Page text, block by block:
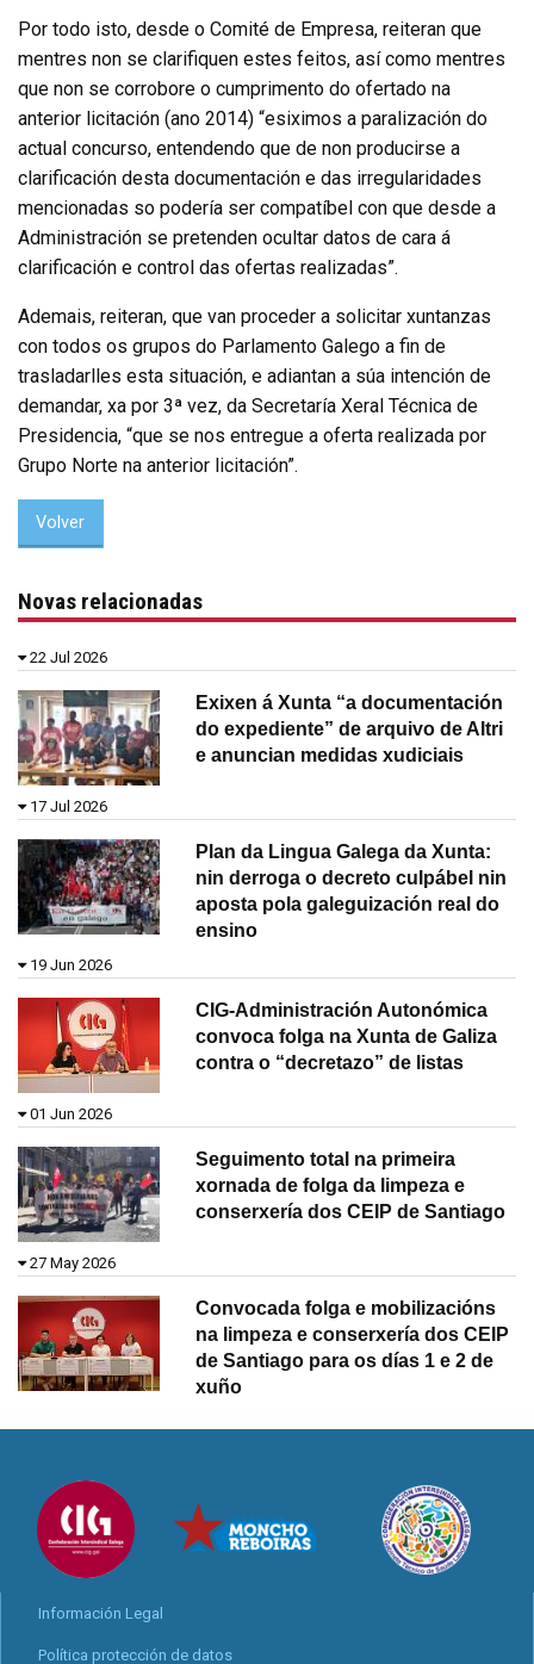
Por todo isto, desde o Comité de Empresa, reiteran que
mentres non se clarifiquen estes feitos, así como mentres
que non se corrobore o cumprimento do ofertado na
anterior licitación (ano 2014) “esiximos a paralización do
actual concurso, entendendo que de non producirse a
clarificación desta documentación e das irregularidades
mencionadas so podería ser compatíbel con que desde a
Administración se pretenden ocultar datos de cara á
clarificación e control das ofertas realizadas”.
Ademais, reiteran, que van proceder a solicitar xuntanzas
con todos os grupos do Parlamento Galego a fin de
trasladarlles esta situación, e adiantan a súa intención de
demandar, xa por 3ª vez, da Secretaría Xeral Técnica de
Presidencia, “que se nos entregue a oferta realizada por
Grupo Norte na anterior licitación”.
Volver
Novas relacionadas
22 Jul 2026
Exixen á Xunta “a documentación
do expediente” de arquivo de Altri
e anuncian medidas xudiciais
17 Jul 2026
Plan da Lingua Galega da Xunta:
nin derroga o decreto culpábel nin
aposta pola galeguización real do
ensino
19 Jun 2026
CIG-Administración Autonómica
convoca folga na Xunta de Galiza
contra o “decretazo” de listas
01 Jun 2026
Seguimento total na primeira
xornada de folga da limpeza e
conserxería dos CEIP de Santiago
27 May 2026
Convocada folga e mobilizacións
na limpeza e conserxería dos CEIP
de Santiago para os días 1 e 2 de
xuño
Información Legal
Política protección de datos